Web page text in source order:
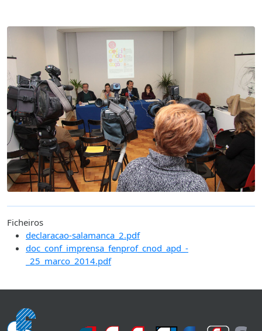
Ficheiros
declaracao-salamanca_2.pdf
doc_conf_imprensa_fenprof_cnod_apd_-
_25_marco_2014.pdf